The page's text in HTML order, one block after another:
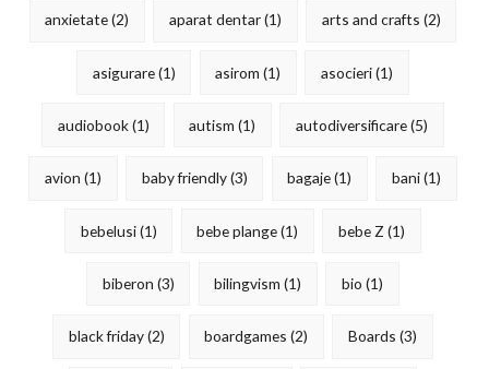
anxietate(2) aparat dentar(1) arts and crafts (2)
asigurare(1) asirom (1) asocieri(1)
audiobook(1) autism (1) autodiversificare(5)
avion (1) baby friendly(3) bagaje(1) bani(1)
bebelusi(1) bebe plange(1) bebe Z (1)
biberon (3) bilingvism (1) bio (1)
black friday(2) boardgames (2) Boards (3)